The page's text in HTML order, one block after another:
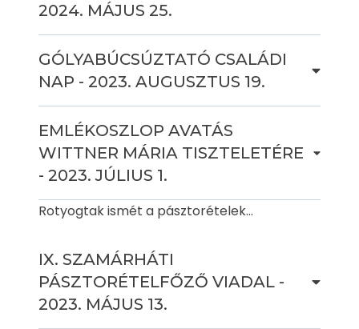
2024. MÁJUS 25.
GÓLYABÚCSÚZTATÓ CSALÁDI
NAP - 2023. AUGUSZTUS 19.
EMLÉKOSZLOP AVATÁS
WITTNER MÁRIA TISZTELETÉRE
- 2023. JÚLIUS 1.
Rotyogtak ismét a pásztorételek...
IX. SZAMÁRHÁTI
PÁSZTORÉTELFŐZŐ VIADAL -
2023. MÁJUS 13.